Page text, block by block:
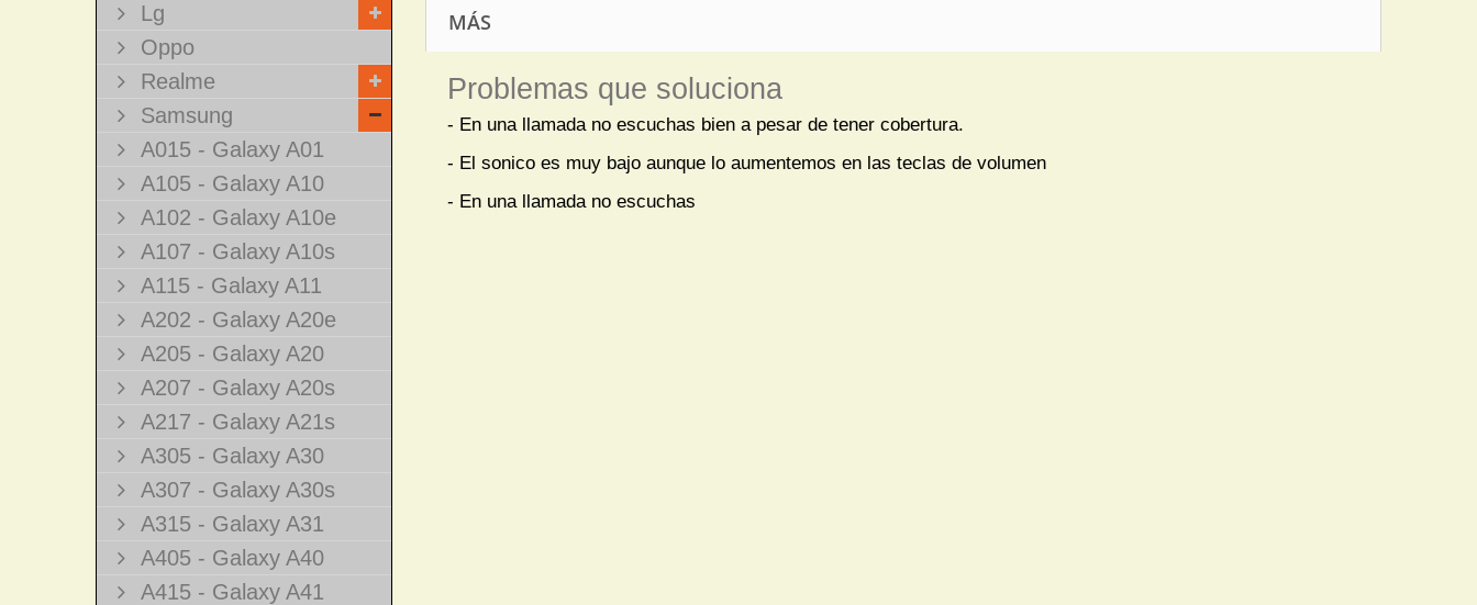
Lg
Oppo
Realme
Samsung
A015 - Galaxy A01
A105 - Galaxy A10
A102 - Galaxy A10e
A107 - Galaxy A10s
A115 - Galaxy A11
A202 - Galaxy A20e
A205 - Galaxy A20
A207 - Galaxy A20s
A217 - Galaxy A21s
A305 - Galaxy A30
A307 - Galaxy A30s
A315 - Galaxy A31
A405 - Galaxy A40
A415 - Galaxy A41
MÁS
Problemas que soluciona
- En una llamada no escuchas bien a pesar de tener cobertura.
- El sonico es muy bajo aunque lo aumentemos en las teclas de volumen
- En una llamada no escuchas